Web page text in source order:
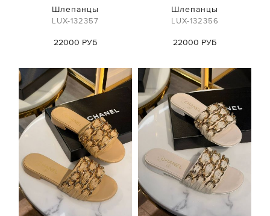
Шлепанцы
LUX-132357
22000 РУБ
Шлепанцы
LUX-132356
22000 РУБ